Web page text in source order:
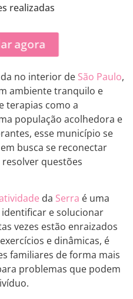
realizadas
agora
no interior de São Paulo,
ambiente tranquilo e
terapias como a
população acolhedora e
esse município se
busca se reconectar
questões
da Serra é uma
e solucionar
vezes estão enraizados
e dinâmicas, é
familiares de forma mais
problemas que podem